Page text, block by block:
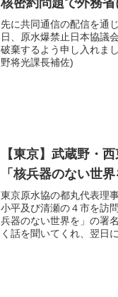
先に共同通信の配信を通
日、原水爆禁止日本協議
破棄するよう申し入れま
野将光課長補佐)
【東京】武蔵野・
「核兵器のない世
東京原水協の都丸代表理
小平及び清瀬の４市を訪
兵器のない世界を」の署
く話を聞いてくれ、翌日